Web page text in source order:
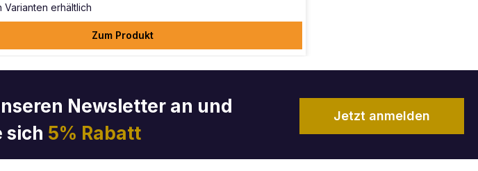
Varianten erhältlich
Zum Produkt
Newsletter an und
sich 5% Rabatt
Jetzt anmelden